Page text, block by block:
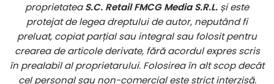
proprietateaS.C. Retail FMCG Media S.R.L. și este
protejat de legea dreptului de autor, neputând fi
preluat, copiat parțial sau integral sau folosit pentru
crearea de articole derivate, fără acordul expres scris
în prealabil al proprietarului. Folosirea în alt scop decât
cel personal sau non-comercial este strict interzisă.